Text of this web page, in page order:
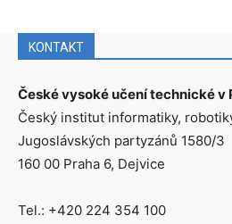
KONTAKT
České vysoké učení technické v
Český institut informatiky,
Jugoslávských partyzánů 1580/3
160 00 Praha 6, Dejvice
Tel.: +420 224 354 100